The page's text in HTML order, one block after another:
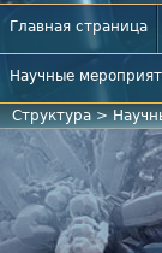
Главная страница
Научные
Структура>